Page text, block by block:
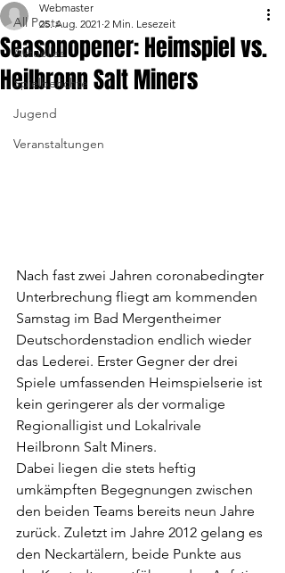
All Posts
Aktuelles
Spielberichte
Jugend
Veranstaltungen
Seasonopener: Heimspiel vs.
Heilbronn Salt Miners
Webmaster
25. Aug. 2021 2 Min. Lesezeit
Nach fast zwei Jahren coronabedingter
Unterbrechung fliegt am kommenden
Samstag im Bad Mergentheimer
Deutschordenstadion endlich wieder
das Lederei. Erster Gegner der drei
Spiele umfassenden Heimspielserie ist
kein geringerer als der vormalige
Regionalligist und Lokalrivale
Heilbronn Salt Miners.
Dabei liegen die stets heftig
umkämpften Begegnungen zwischen
den beiden Teams bereits neun Jahre
zurück. Zuletzt im Jahre 2012 gelang es
den Neckartälern, beide Punkte aus